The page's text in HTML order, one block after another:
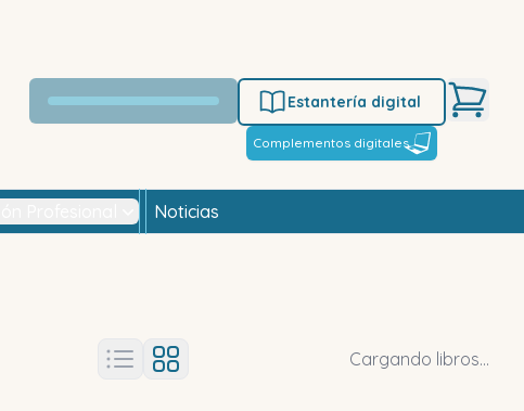
Estantería digital
Complementos digitales
Noticias
Cargando libros...